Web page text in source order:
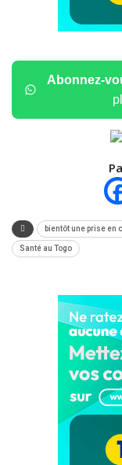
Abonnez-
bientôt une prise en
Santé au Togo